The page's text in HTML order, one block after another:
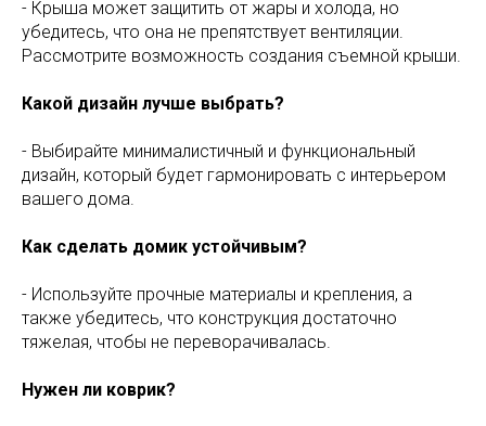
- Крыша может защитить от жары и холода, но
убедитесь, что она не препятствует вентиляции.
Рассмотрите возможность создания съемной крыши.
Какой дизайн лучше выбрать?
- Выбирайте минималистичный и функциональный
дизайн, который будет гармонировать с интерьером
вашего дома.
Как сделать домик устойчивым?
- Используйте прочные материалы и крепления, а
также убедитесь, что конструкция достаточно
тяжелая, чтобы не переворачивалась.
Нужен ли коврик?